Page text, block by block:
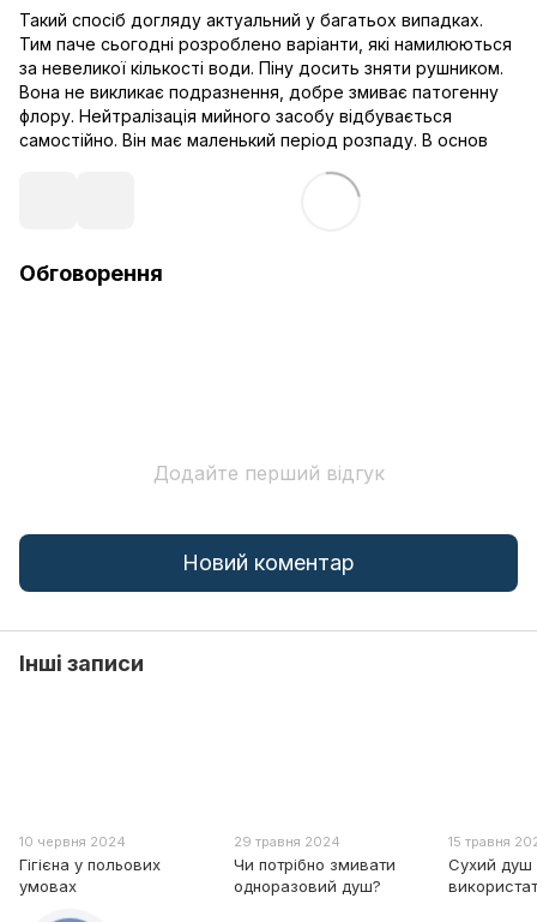
Такий спосіб догляду актуальний у багатьох випадках.
Тим паче сьогодні розроблено варіанти, які намилюються
за невеликої кількості води. Піну досить зняти рушником.
Вона не викликає подразнення, добре змиває патогенну
флору. Нейтралізація мийного засобу відбувається
самостійно. Він має маленький період розпаду. В основ
Обговорення
Додайте перший відгук
Новий коментар
Інші записи
10 червня 2024
Гігієна у польових
умовах
29 травня 2024
Чи потрібно змивати
одноразовий душ?
15 травня
Сухий